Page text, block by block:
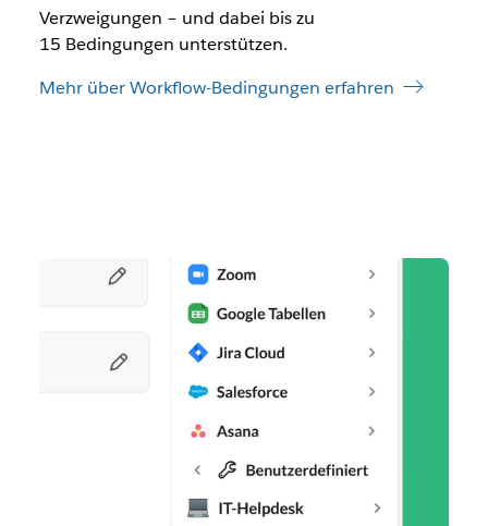
Verzweigungen – und dabei bis zu
15 Bedingungen unterstützen.
Mehr über Workflow-Bedingungen erfahren